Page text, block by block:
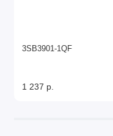
3SB3901-1QF
1 237 р.